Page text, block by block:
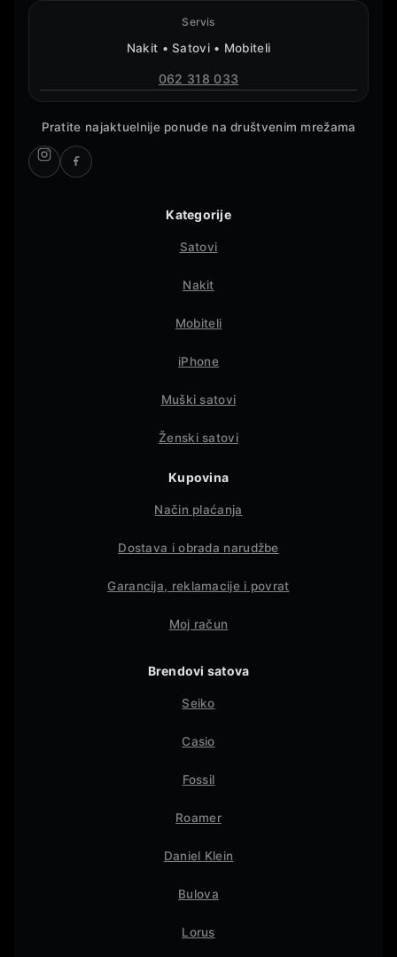
Servis
Nakit • Satovi • Mobiteli
062 318 033
Pratite najaktuelnije ponude na društvenim mrežama
Kategorije
Satovi
Nakit
Mobiteli
iPhone
Muški satovi
Ženski satovi
Kupovina
Način plaćanja
Dostava i obrada narudžbe
Garancija, reklamacije i povrat
Moj račun
Brendovi satova
Seiko
Casio
Fossil
Roamer
Daniel Klein
Bulova
Lorus